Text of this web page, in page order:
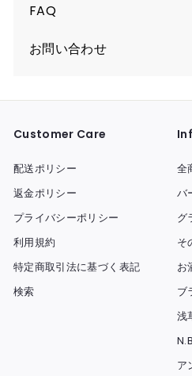
FAQ
お問い合わせ
Customer Care
配送ポリシー
返金ポリシー
プライバシーポリシー
利用規約
特定商取引法に基づく表記
検索
全
バ
グ
そ
お
ブ
浅
ア